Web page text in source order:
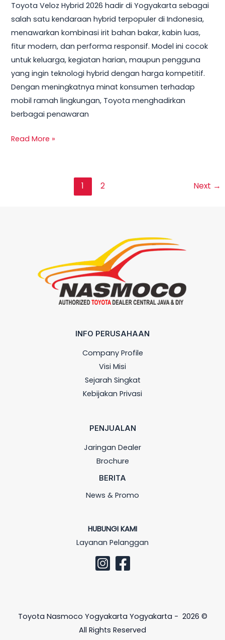
Toyota Veloz Hybrid 2026 hadir di Yogyakarta sebagai
salah satu kendaraan hybrid terpopuler di Indonesia,
menawarkan kombinasi irit bahan bakar, kabin luas,
fitur modern, dan performa responsif. Model ini cocok
untuk keluarga, kegiatan harian, maupun pengguna
yang ingin teknologi hybrid dengan harga kompetitif.
Dengan meningkatnya minat konsumen terhadap
mobil ramah lingkungan, Toyota menghadirkan
berbagai penawaran
Read More »
1 2 Next →
INFO PERUSAHAAN
Company Profile
Visi Misi
Sejarah Singkat
Kebijakan Privasi
PENJUALAN
Jaringan Dealer
Brochure
BERITA
News & Promo
HUBUNGI KAMI
Layanan Pelanggan
Toyota Nasmoco Yogyakarta Yogyakarta - 2026 ©
All Rights Reserved